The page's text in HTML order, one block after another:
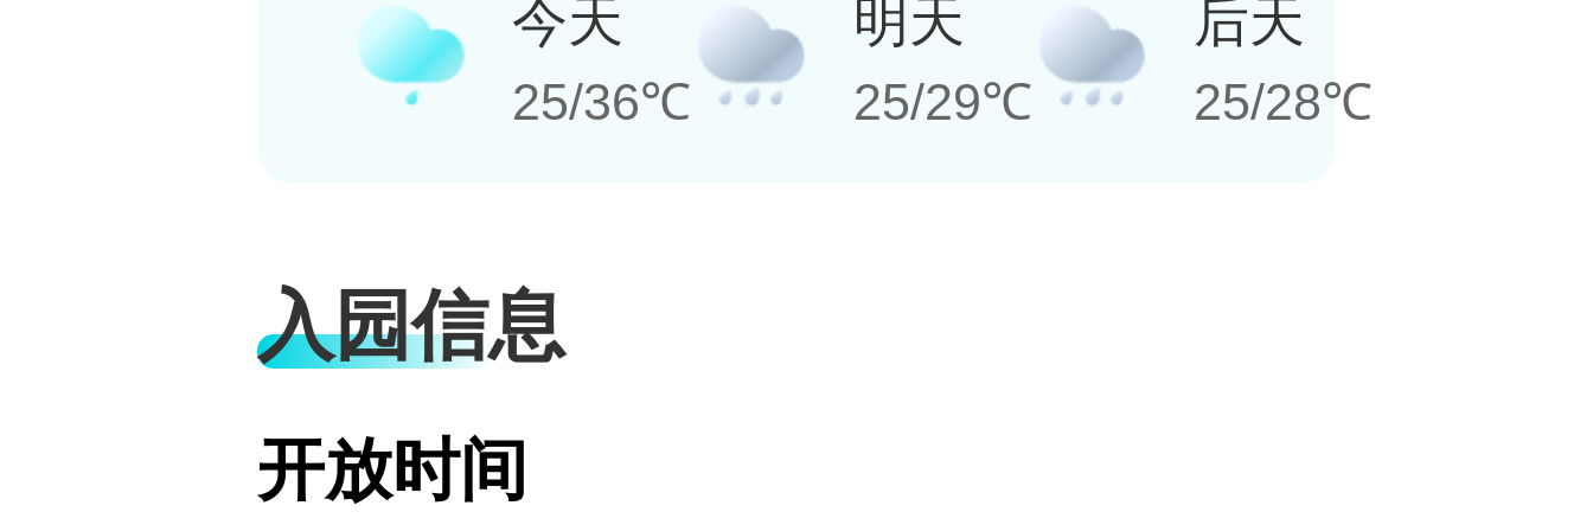
今天
25/36℃
明天
25/29℃
后天
25/28℃
入园信息
开放时间